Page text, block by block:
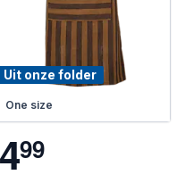
Uit onze folder
One size
499